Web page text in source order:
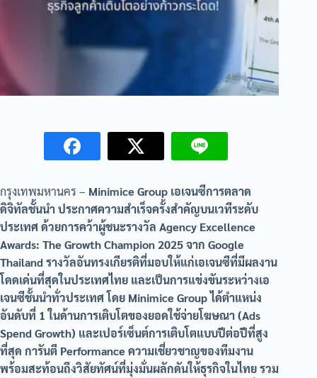
กรุงเทพมหานคร – Minimice Group เอเจนซีการตลาด
ดิจิทัลชั้นนำ ประกาศความสำเร็จครั้งสำคัญบนเวทีระดับ
ประเทศ ด้วยการคว้าผู้ชนะรางวัล Agency Excellence
Awards: The Growth Champion 2025 จาก Google
Thailand รางวัลอันทรงเกียรติที่มอบให้แก่เอเจนซีที่มีผลงาน
โดดเด่นที่สุดในประเทศไทย และเป็นการแข่งขันระหว่างเอ
เจนซีชั้นนำทั่วประเทศ โดย Minimice Group ได้ตำแหน่ง
อันดับที่ 1 ในด้านการเติบโตของยอดใช้จ่ายโฆษณา (Ads
Spend Growth) และเปอร์เซ็นต์การเติบโตแบบปีต่อปีที่สูง
ที่สุด การันตี Performance ความเชี่ยวชาญของทีมงาน
พร้อมสะท้อนถึงวิสัยทัศน์ที่มุ่งมั่นผลักดันให้ธุรกิจในไทย รวม